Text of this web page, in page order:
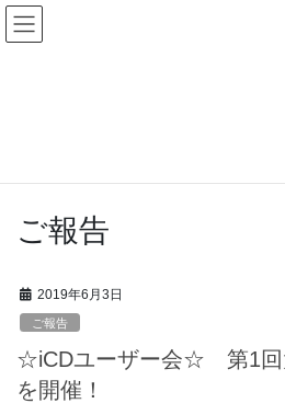
Skip
Skip
ご報告
2019年6月3日
ご報告
☆iCDユーザー会☆ 第1回
を開催！